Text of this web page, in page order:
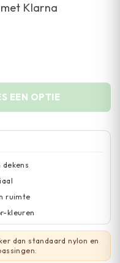
Klarna
EEN OPTIE
ruimte
kleuren
dan standaard nylon en